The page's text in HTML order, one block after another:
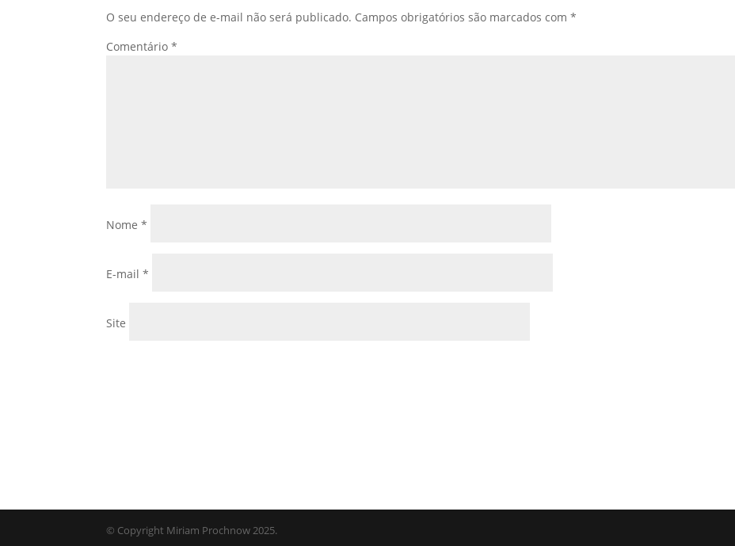
O seu endereço de e-mail não será publicado. Campos obrigatórios são marcados com*
Comentário*
Nome*
E-mail*
Site
© Copyright Miriam Prochnow 2025.